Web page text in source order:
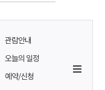
관람안내
오늘의 일정
예약/신청